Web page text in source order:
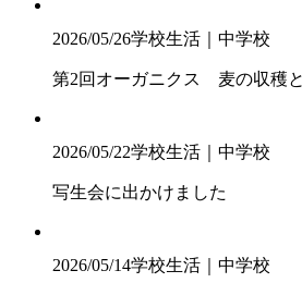
2026/05/26学校生活｜中学校
第2回オーガニクス 麦の収穫
2026/05/22学校生活｜中学校
写生会に出かけました
2026/05/14学校生活｜中学校